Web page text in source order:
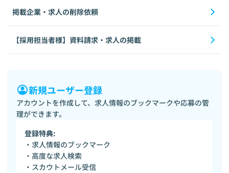
掲載企業・求人の削除依頼
【採用担当者様】資料請求・求人の掲載
新規ユーザー登録
アカウントを作成して、求人情報のブックマークや応募の管
理ができます。
登録特典:
・求人情報のブックマーク
・高度な求人検索
・スカウトメール受信